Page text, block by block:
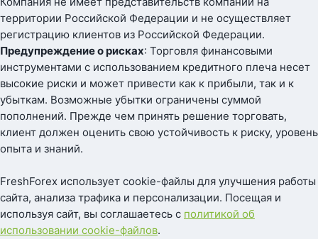
территории Российской Федерации и не осуществляет
регистрацию клиентов из Российской Федерации.
Предупреждение о рисках: Торговля финансовыми
инструментами с использованием кредитного плеча несет
высокие риски и может привести как к прибыли, так и к
убыткам. Возможные убытки ограничены суммой
пополнений. Прежде чем принять решение торговать,
клиент должен оценить свою устойчивость к риску, уровень
опыта и знаний.
FreshForex использует cookie-файлы для улучшения работы
сайта, анализа трафика и персонализации. Посещая и
используя сайт, вы соглашаетесь с политикой об
использовании cookie-файлов.